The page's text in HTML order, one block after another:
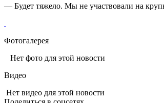
— Будет тяжело. Мы не участвовали на
Фотогалерея
Нет фото для этой новости
Видео
Нет видео для этой новости